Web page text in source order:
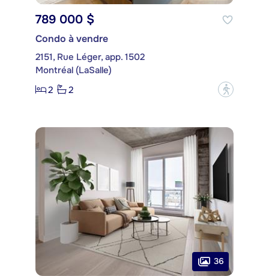
789 000 $
Condo à vendre
2151, Rue Léger, app. 1502
Montréal (LaSalle)
2
2 ?
36